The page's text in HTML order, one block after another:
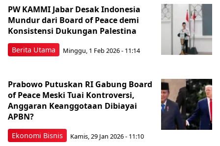
Berita Utama
PW KAMMI Jabar Desak Indonesia
Mundur dari Board of Peace demi
Konsistensi Dukungan Palestina
Minggu, 1 Feb 2026 - 11:14
Ekonomi Bisnis
Prabowo Putuskan RI Gabung Board
of Peace Meski Tuai Kontroversi,
Anggaran Keanggotaan Dibiayai
APBN?
Kamis, 29 Jan 2026 - 11:10